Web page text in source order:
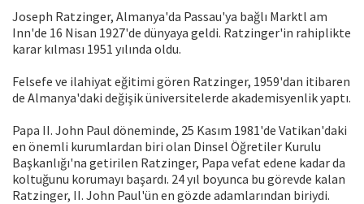
Joseph Ratzinger, Almanya'da Passau'ya bağlı Marktl am
Inn'de 16 Nisan 1927'de dünyaya geldi. Ratzinger'in rahiplikte
karar kılması 1951 yılında oldu.
Felsefe ve ilahiyat eğitimi gören Ratzinger, 1959'dan itibaren
de Almanya'daki değişik üniversitelerde akademisyenlik yaptı.
Papa II. John Paul döneminde, 25 Kasım 1981'de Vatikan'daki
en önemli kurumlardan biri olan Dinsel Öğretiler Kurulu
Başkanlığı'na getirilen Ratzinger, Papa vefat edene kadar da
koltuğunu korumayı başardı. 24 yıl boyunca bu görevde kalan
Ratzinger, II. John Paul'ün en gözde adamlarından biriydi.